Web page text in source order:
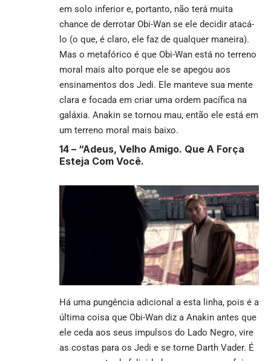
em solo inferior e, portanto, não terá muita
chance de derrotar Obi-Wan se ele decidir atacá-
lo (o que, é claro, ele faz de qualquer maneira).
Mas o metafórico é que Obi-Wan está no terreno
moral mais alto porque ele se apegou aos
ensinamentos dos Jedi. Ele manteve sua mente
clara e focada em criar uma ordem pacífica na
galáxia. Anakin se tornou mau, então ele está em
um terreno moral mais baixo.
14 – “Adeus, Velho Amigo. Que A Força
Esteja Com Você.
Há uma pungência adicional a esta linha, pois é a
última coisa que Obi-Wan diz a Anakin antes que
ele ceda aos seus impulsos do Lado Negro, vire
as costas para os Jedi e se torne Darth Vader. É